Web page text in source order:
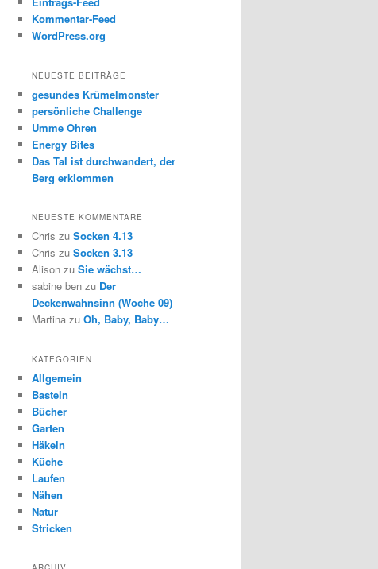
Kommentar-Feed
WordPress.org
NEUESTE BEITRÄGE
gesundes Krümelmonster
persönliche Challenge
Umme Ohren
Energy Bites
Das Tal ist durchwandert, der
Berg erklommen
NEUESTE KOMMENTARE
Chris zu Socken 4.13
Chris zu Socken 3.13
Alison zu Sie wächst…
sabine ben zu Der
Deckenwahnsinn (Woche 09)
Martina zu Oh, Baby, Baby…
KATEGORIEN
Allgemein
Basteln
Bücher
Garten
Häkeln
Küche
Laufen
Nähen
Natur
Stricken